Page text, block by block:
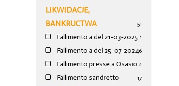
LIKWIDACJE,
BANKRUCTWA
51
Fallimento a del 21-03-2025 1
Fallimento a del 25-07-20246
Fallimento presse a Osasio 4
Fallimento sandretto 17